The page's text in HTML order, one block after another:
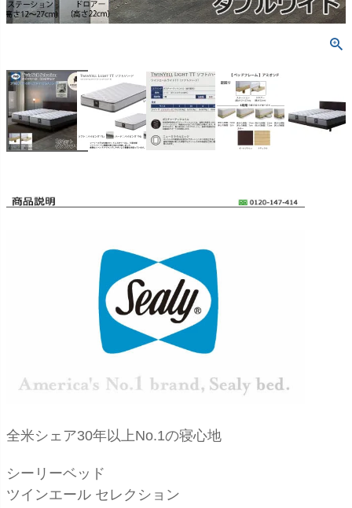
全米シェア30年以上No.1の寝心地
シーリーベッド
ツインエール セレクション